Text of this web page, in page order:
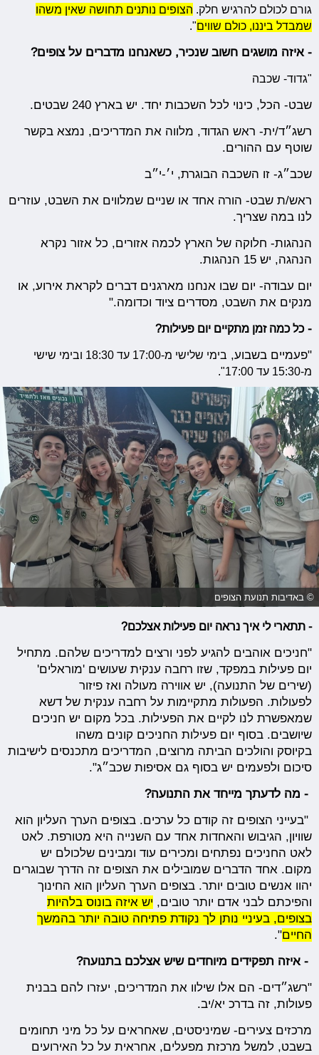
גורם לכולם להרגיש חלק. הצופים נותנים תחושה שאין משהו
שמבדל ביננו, כולם שווים".
- איזה מושגים חשוב שנכיר, כשאנחנו מדברים על צופים?
"גדוד- שכבה
שבט- הכל, כינוי לכל השכבות יחד. יש בארץ 240 שבטים.
רשג״ד/ית- ראש הגדוד, מלווה את המדריכים, נמצא בקשר
שוטף עם ההורים.
שכב״ג- זו השכבה הבוגרת, י׳-י״ב
ראש/ת שבט- הורה אחד או שניים שמלווים את השבט, עוזרים
לנו במה שצריך.
הנהגות- חלוקה של הארץ לכמה אזורים, כל אזור נקרא
הנהגה, יש 15 הנהגות.
יום עבודה- יום שבו אנחנו מארגנים דברים לקראת אירוע, או
מנקים את השבט, מסדרים ציוד וכדומה."
-כל כמה זמן מתקיים יום פעילות?
"פעמיים בשבוע,
בימי שלישי מ-17:00 עד 18:30 ובימי שישי
מ-15:30 עד 17:00".
© באדיבות תנועת הצופים
- תתארי ליאיך נראה יום פעילות אצלכם?
"חניכים אוהבים להגיע לפני ורצים למדריכים שלהם. מתחיל
יום פעילות במפקד, שזו רחבה ענקית שעושים 'מוראלים'
(שירים של התנועה), יש אווירה מעולה ואז פיזור
לפעולות. הפעולות מתקיימות על רחבה ענקית של דשא
שמאפשרת לנו לקיים את הפעילות. בכל מקום יש חניכים
שיושבים. בסוף יום פעילות החניכים קונים משהו
בקיוסק והולכים הביתה מרוצים, המדריכים מתכנסים לישיבות
סיכום ולפעמים יש בסוף גם אסיפות שכב״ג".
- מה לדעתך מייחד את התנועה?
"בעייני הצופים זה קודם כל ערכים. בצופים הערך העליון הוא
שוויון, הגיבוש והאחדות אחד עם השנייה היא מטורפת. לאט
לאט החניכים נפתחים ומכירים עוד ומבינים שלכולם יש
מקום. אחד הדברים שמובילים את הצופים זה הדרך שבוגרים
יהוו אנשים טובים יותר. בצופים הערך העליון הוא החינוך
והפיכתם לבני אדם יותר טובים, יש איזה בונוס בלהיות
בצופים, בעיניי נותן לך נקודת פתיחה טובה יותר בהמשך
החיים".
- איזה תפקידים מיוחדים שיש אצלכם בתנועה?
"רשג״דים- הם אלו שילוו את המדריכים, יעזרו להם בבנית
פעולות, זה בדרכ יא/יב.
מרכזים צעירים- שמיניסטים, שאחראים על כל מיני תחומים
בשבט, למשל מרכזת מפעלים, אחראית על כל האירועים